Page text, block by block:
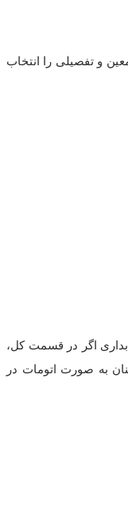
و تفصیلی را انتخاب
اگر در قسمت کل،
به صورت اتومات در